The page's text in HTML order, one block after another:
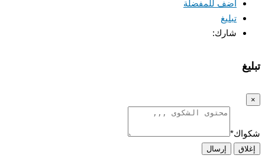
اضف للمفضلة
تبليغ
شارك:
*
إرسال